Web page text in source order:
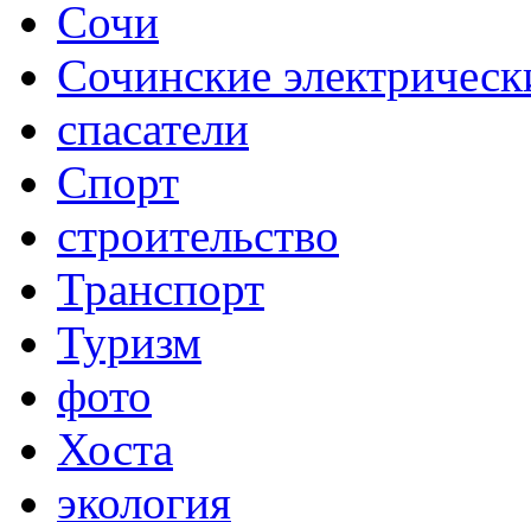
Сочи
Сочинские
спасатели
Спорт
строительство
Транспорт
Туризм
фото
Хоста
экология